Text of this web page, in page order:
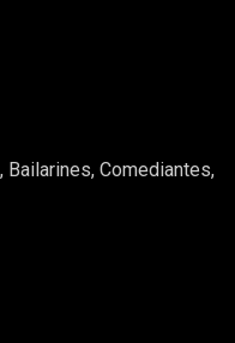
Comediantes,